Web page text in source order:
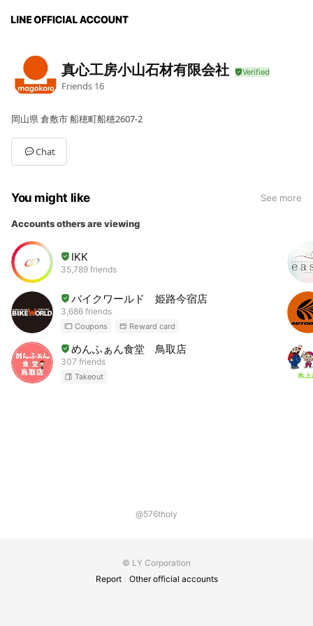
真心工房小山石材有限会社
Friends 16
岡山県 倉敷市 船穂町船穂2607-2
Chat
You might like See more
Accounts others are viewing
IKK
35,789 friends
バイクワールド 姫路今宿店
3,686 friends
Coupons Reward card
めんふぁん食堂 鳥取店
307 friends
Takeout
@576tholy
© LY Corporation
Report
Other official accounts